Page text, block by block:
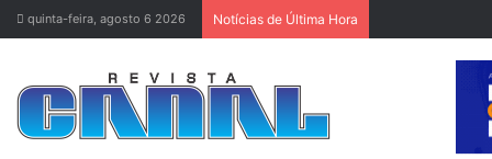
quinta-feira, agosto 6 2026 Notícias de Última Hora